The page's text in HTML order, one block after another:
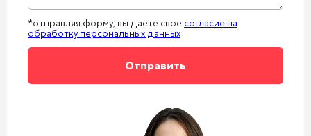
*отправляя форму, вы даете свое согласие на
обработку персональных данных